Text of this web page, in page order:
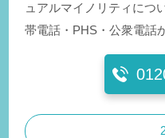
ュアルマイノリティにつ
帯電話・PHS・公衆電話